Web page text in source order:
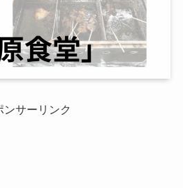
ンサーリンク